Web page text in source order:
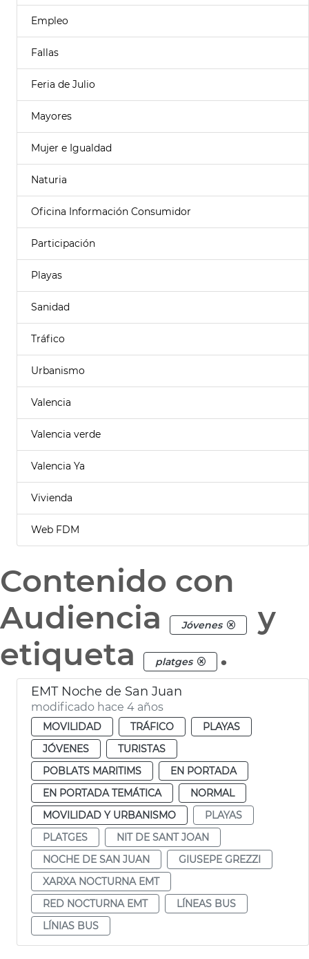
Empleo
Fallas
Feria de Julio
Mayores
Mujer e Igualdad
Naturia
Oficina Información Consumidor
Participación
Playas
Sanidad
Tráfico
Urbanismo
Valencia
Valencia verde
Valencia Ya
Vivienda
Web FDM
Contenido con
Audiencia
Jóvenes
y
etiqueta
platges .
EMT Noche de San Juan
modificado hace 4 años
MOVILIDAD TRÁFICO
PLAYAS
JÓVENES
TURISTAS
POBLATS MARITIMS
EN PORTADA
EN PORTADA TEMÁTICA
NORMAL
MOVILIDAD Y URBANISMO
PLAYAS
PLATGES
NIT DE SANT JOAN
NOCHE DE SAN JUAN
GIUSEPE GREZZI
XARXA NOCTURNA EMT
RED NOCTURNA EMT
LÍNEAS BUS
LÍNIAS BUS